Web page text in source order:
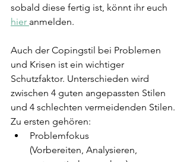
sobald diese fertig ist, könnt ihr euch
hier anmelden.
Auch der Copingstil bei Problemen
und Krisen ist ein wichtiger
Schutzfaktor. Unterschieden wird
zwischen 4 guten angepassten Stilen
und 4 schlechten vermeidenden Stilen.
Zu ersten gehören:
Problemfokus
(Vorbereiten, Analysieren,